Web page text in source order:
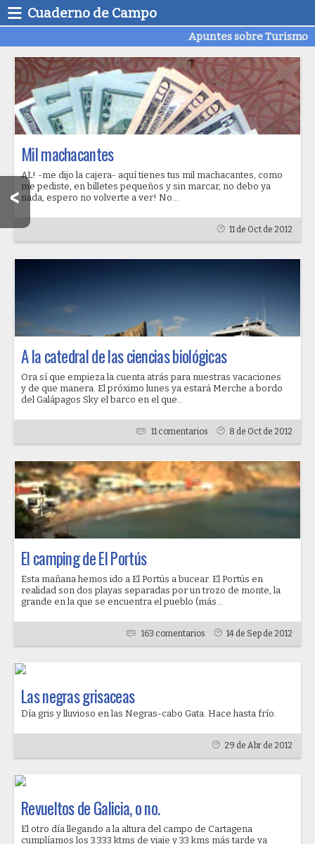
Cuaderno de Campo
Apuntes sobre Turismo
Mil machacantes
AL! -me dijo la cajera- aquí tienes tus mil machacantes, como
me pediste, en billetes pequeños y sin marcar, no debo ya
nada, espero no volverte a ver! No...
11 de Oct de 2012
A la catedral de las ciencias biológicas
Ora sí que empieza la cuenta atrás para nuestras vacaciones
y de que manera. El próximo lunes ya estará Merche a bordo
del Galápagos Sky el barco en el que...
11 comentarios 8 de Oct de 2012
El camping de El Portús
Esta mañana hemos ido a El Portús a bucear. El Portús en
realidad son dos playas separadas por un trozo de monte, la
grande en la que se encuentra el pueblo (más...
163 comentarios 14 de Sep de 2012
Las negras grisaceas
Día gris y lluvioso en las Negras-cabo Gata. Hace hasta frío.
29 de Abr de 2012
Revueltos de Galicia, o no.
El otro día llegando a la altura del campo de Cartagena
cumplíamos los 3.333 ktms de viaje y 33 kms más tarde ya